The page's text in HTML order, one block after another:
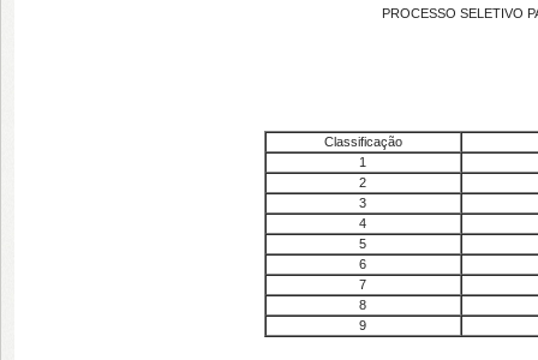
PROCESSO SELETIVO
Classificação
1
2
3
4
5
6
7
8
9